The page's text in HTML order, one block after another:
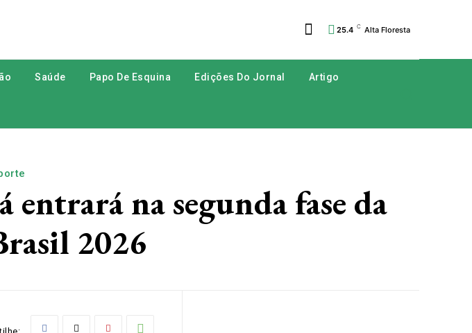
25.4 C Alta Floresta
Saúde Papo De Esquina Edições Do Jornal Artigo
na segunda fase da
2026